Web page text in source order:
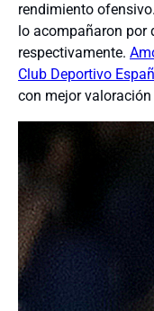
rendimiento
lo acompañaron por
respectivamente.
Club Deportivo
con mejor valoración